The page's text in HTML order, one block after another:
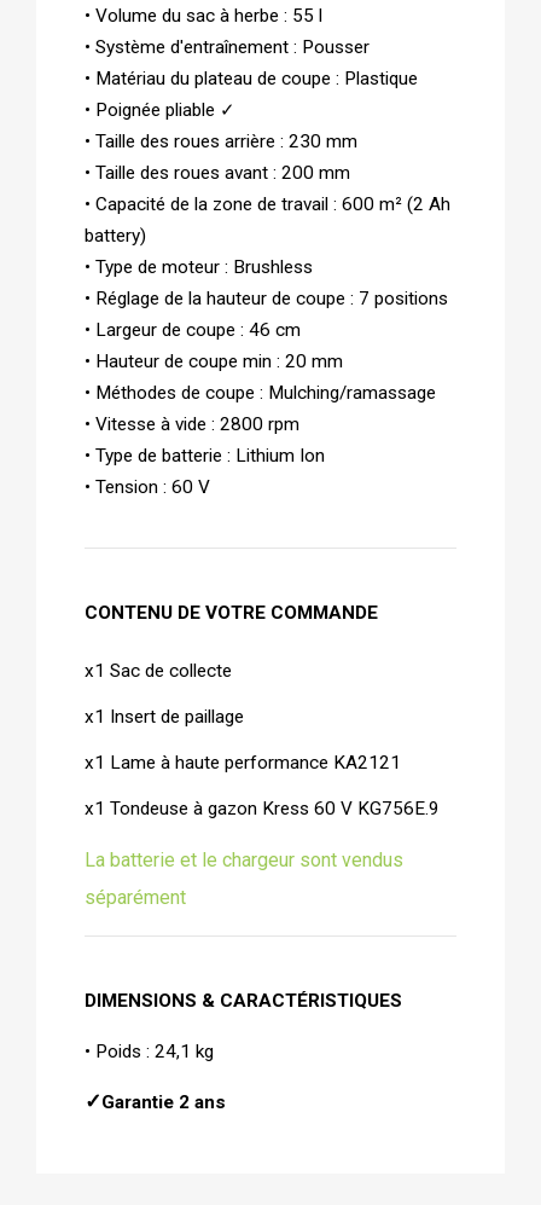
• Volume du sac à herbe : 55 l
• Système d'entraînement : Pousser
• Matériau du plateau de coupe : Plastique
• Poignée pliable ✓
• Taille des roues arrière : 230 mm
• Taille des roues avant : 200 mm
• Capacité de la zone de travail : 600 m² (2 Ah
battery)
• Type de moteur : Brushless
• Réglage de la hauteur de coupe : 7 positions
• Largeur de coupe : 46 cm
• Hauteur de coupe min : 20 mm
• Méthodes de coupe : Mulching/ramassage
• Vitesse à vide : 2800 rpm
• Type de batterie : Lithium Ion
• Tension : 60 V
CONTENU DE VOTRE COMMANDE
x1 Sac de collecte
x1 Insert de paillage
x1 Lame à haute performance KA2121
x1 Tondeuse à gazon Kress 60 V KG756E.9
La batterie et le chargeur sont vendus
séparément
DIMENSIONS & CARACTÉRISTIQUES
• Poids : 24,1 kg
✓Garantie 2 ans